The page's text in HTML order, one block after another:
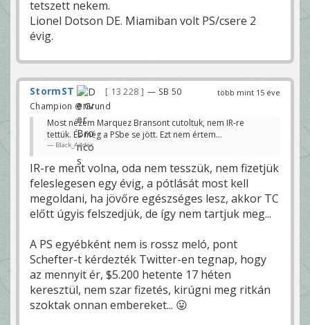
tetszett nekem.
Lionel Dotson DE. Miamiban volt PS/csere 2
évig.
több mint 15 éve
StormST 13 228
— SB 50
Champion @ Grund
Most nézem Marquez Bransont cutoltuk, nem IR-re
tettük. És még a PSbe se jött. Ezt nem értem...
Black_Adder
IR-re ment volna, oda nem tesszük, nem fizetjük
feleslegesen egy évig, a pótlását most kell
megoldani, ha jövőre egészséges lesz, akkor TC
előtt úgyis felszedjük, de így nem tartjuk meg...
A PS egyébként nem is rossz meló, pont
Schefter-t kérdezték Twitter-en tegnap, hogy
az mennyit ér, $5.200 hetente 17 héten
keresztül, nem szar fizetés, kirúgni meg ritkán
szoktak onnan embereket... 😛